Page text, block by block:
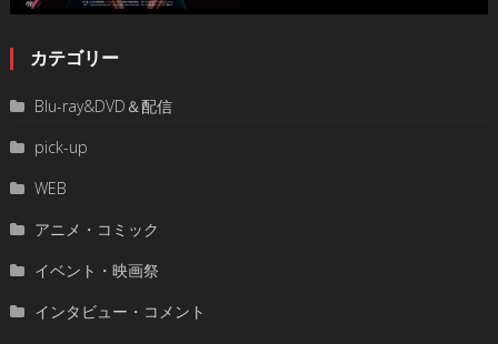
カテゴリー
Blu-ray&DVD＆配信
pick-up
WEB
アニメ・コミック
イベント・映画祭
インタビュー・コメント